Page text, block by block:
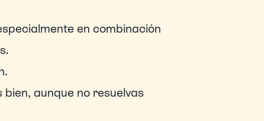
en combinación
aunque no resuelvas